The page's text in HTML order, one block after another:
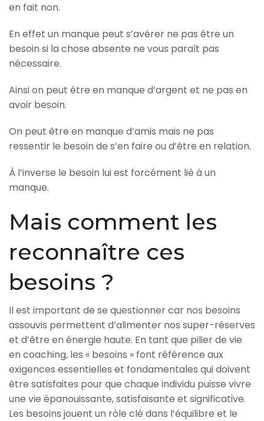
en fait non.
En effet un manque peut s’avérer ne pas être un
besoin si la chose absente ne vous paraît pas
nécessaire.
Ainsi on peut être en manque d’argent et ne pas en
avoir besoin.
On peut être en manque d’amis mais ne pas
ressentir le besoin de s’en faire ou d’être en relation.
À l’inverse le besoin lui est forcément lié à un
manque.
Mais comment les
reconnaître ces
besoins ?
Il est important de se questionner car nos besoins
assouvis permettent d’alimenter nos super-réserves
et d’être en énergie haute. En tant que pilier de vie
en coaching, les « besoins » font référence aux
exigences essentielles et fondamentales qui doivent
être satisfaites pour que chaque individu puisse vivre
une vie épanouissante, satisfaisante et significative.
Les besoins jouent un rôle clé dans l’équilibre et le